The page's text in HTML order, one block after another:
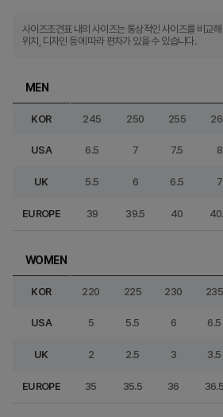
사이즈조견표 내의 사이즈는 통상적인 사이즈를 비교
위치, 디자인 등에 따라 편차가 있을 수 있습니다.
MEN
KOR 245 250 255
USA 6.5 7 7.5 8
UK 5.5 6 6.5 7
EUROPE 39 39.5 40
WOMEN
KOR 220 225 230 235
USA 5 5.5 6 6.5
UK 2 2.5 3 3.5
EUROPE 35 35.5 36 36.5